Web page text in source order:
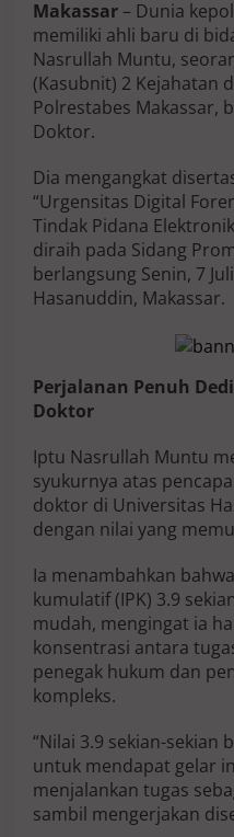
Makassar – Dunia
memiliki ahli baru di
Nasrullah Muntu,
(Kasubnit) 2 Kejahatan
Polrestabes Makassar,
Doktor.
Dia mengangkat
“Urgensitas Digital
Tindak Pidana
diraih pada Sidang
berlangsung Senin, 7
Hasanuddin, Makassar.
Perjalanan Penuh
Doktor
Iptu Nasrullah Muntu
syukurnya atas
doktor di Universitas
dengan nilai yang
Ia menambahkan
kumulatif (IPK) 3.9
mudah, mengingat ia
konsentrasi antara
penegak hukum dan
kompleks.
“Nilai 3.9 sekian-sekian
untuk mendapat gelar
menjalankan tugas
sambil mengerjakan